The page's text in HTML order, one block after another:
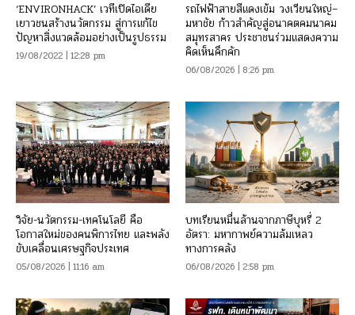
‘ENVIRONHACK’ เวทีเปิดไอเดีย
เยาวชนสร้างนวัตกรรม สู่การแก้ไข
ปัญหาสิ่งแวดล้อมอย่างเป็นรูปธรรม
19/08/2022 | 12:28 pm
รถไฟฟ้าสายสีแดงเข้ม วงเวียนใหญ่–
มหาชัย ก้าวสำคัญสู่อนาคตคมนาคม
สมุทรสาคร ประชาชนร่วมแสดงความ
คิดเห็นคึกคัก
06/08/2026 | 8:26 pm
วิจัย-นวัตกรรม-เทคโนโลยี คือ
โอกาสใหม่ของคนพิการไทย และพลัง
ขับเคลื่อนเศรษฐกิจประเทศ
05/08/2026 | 11:16 am
บทเรียนหมื่นล้านจากภาษีบุหรี่ 2
อัตรา: มหากาพย์ความล้มเหลว
ทางการคลัง
06/08/2026 | 2:58 pm